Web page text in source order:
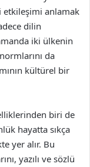
etkileşimi anlamak
dilin
iki ülkenin
da
kültürel bir
biri de
hayatta sıkça
yer alır. Bu
yazılı ve sözlü